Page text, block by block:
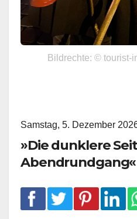
Bildrechte: © tourist-
Samstag, 5. Dezember
»Die dunklere
Abendrundgang«